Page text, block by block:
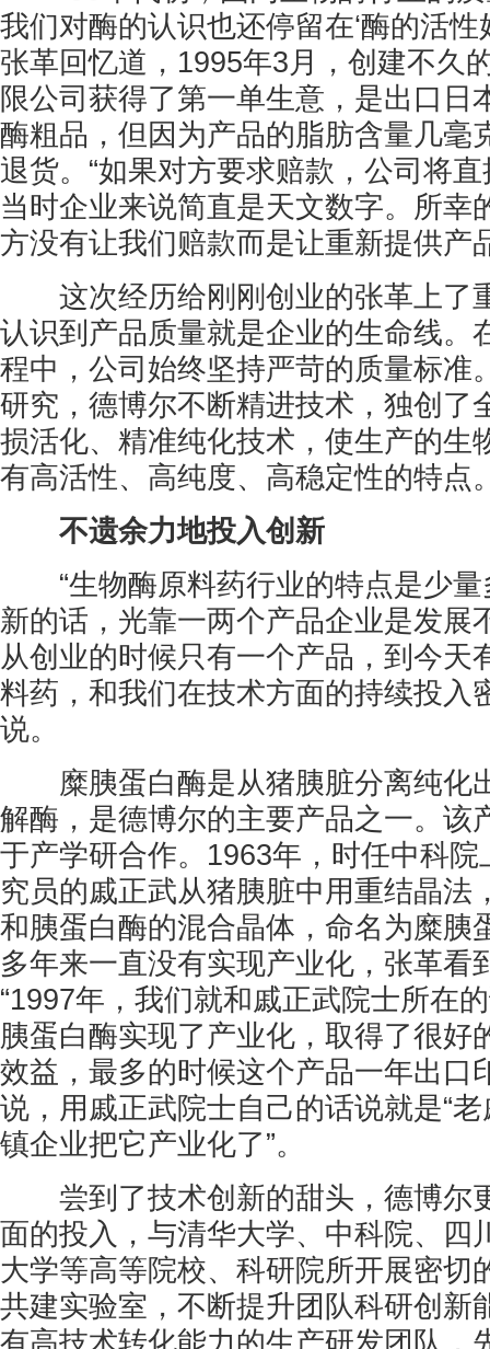
我们对酶的认识也还停留在‘酶的活性
张革回忆道，1995年3月，创建不久
限公司获得了第一单生意，是出口日
酶粗品，但因为产品的脂肪含量几毫
退货。“如果对方要求赔款，公司将
当时企业来说简直是天文数字。所幸
方没有让我们赔款而是让重新提供产
这次经历给刚刚创业的张革上了
认识到产品质量就是企业的生命线。
程中，公司始终坚持严苛的质量标准
研究，德博尔不断精进技术，独创了
损活化、精准纯化技术，使生产的生
有高活性、高纯度、高稳定性的特点
不遗余力地投入创新
“生物酶原料药行业的特点是少量
新的话，光靠一两个产品企业是发展
从创业的时候只有一个产品，到今天
料药，和我们在技术方面的持续投入
说。
糜胰蛋白酶是从猪胰脏分离纯化
解酶，是德博尔的主要产品之一。该
于产学研合作。1963年，时任中科
究员的戚正武从猪胰脏中用重结晶法
和胰蛋白酶的混合晶体，命名为糜胰
多年来一直没有实现产业化，张革看
“1997年，我们就和戚正武院士所在
胰蛋白酶实现了产业化，取得了很好
效益，最多的时候这个产品一年出口
说，用戚正武院士自己的话说就是“
镇企业把它产业化了”。
尝到了技术创新的甜头，德博尔
面的投入，与清华大学、中科院、四
大学等高等院校、科研院所开展密切
共建实验室，不断提升团队科研创新
有高技术转化能力的生产研发团队，